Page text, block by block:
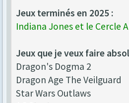
Jeux terminés en 2025 :
Indiana Jones et le Cercle
Jeux que je veux faire
Dragon's Dogma 2
Dragon Age The Veilguard
Star Wars Outlaws